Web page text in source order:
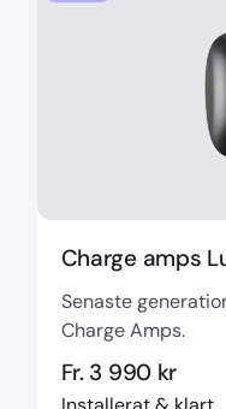
Charge amps
Senaste
Charge Amps.
Fr. 3 990 kr